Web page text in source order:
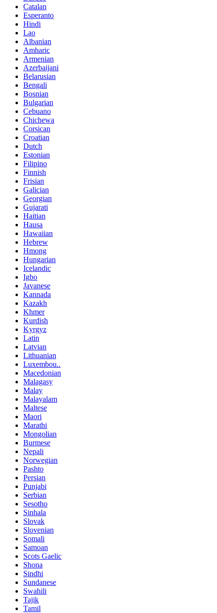
Catalan
Esperanto
Hindi
Lao
Albanian
Amharic
Armenian
Azerbaijani
Belarusian
Bengali
Bosnian
Bulgarian
Cebuano
Chichewa
Corsican
Croatian
Dutch
Estonian
Filipino
Finnish
Frisian
Galician
Georgian
Gujarati
Haitian
Hausa
Hawaiian
Hebrew
Hmong
Hungarian
Icelandic
Igbo
Javanese
Kannada
Kazakh
Khmer
Kurdish
Kyrgyz
Latin
Latvian
Lithuanian
Luxembou..
Macedonian
Malagasy
Malay
Malayalam
Maltese
Maori
Marathi
Mongolian
Burmese
Nepali
Norwegian
Pashto
Persian
Punjabi
Serbian
Sesotho
Sinhala
Slovak
Slovenian
Somali
Samoan
Scots Gaelic
Shona
Sindhi
Sundanese
Swahili
Tajik
Tamil